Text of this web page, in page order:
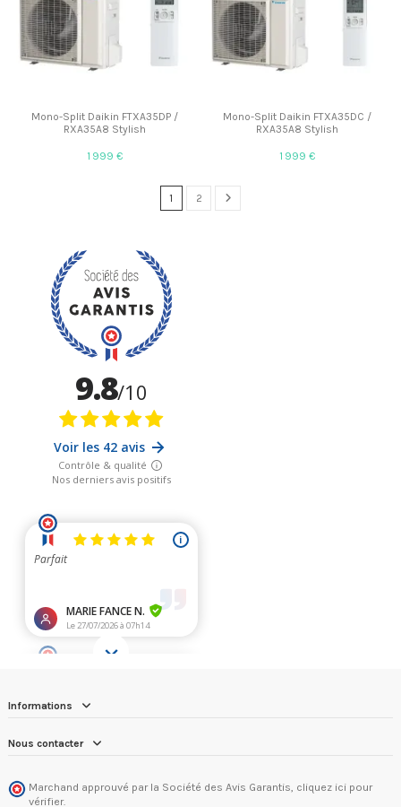
Mono-Split Daikin FTXA35DP /
RXA35A8 Stylish
1 999 €
Mono-Split Daikin FTXA35DC /
RXA35A8 Stylish
1 999 €
1 2
Informations
Nous contacter
Marchand approuvé par la Société des Avis Garantis, cliquez ici pour
vérifier.